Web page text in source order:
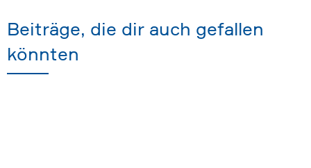
Beiträge, die dir auch gefallen
könnten